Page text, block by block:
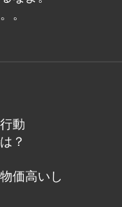
。
動
？
価高いし